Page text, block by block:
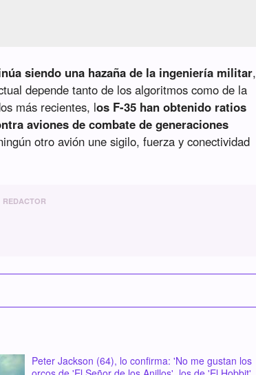
siendo una hazaña de la ingeniería militar,
depende tanto de los algoritmos como de la
más recientes, los F-35 han obtenido ratios
aviones de combate de generaciones
otro avión une sigilo, fuerza y conectividad
REDACTOR
Peter Jackson (64), lo confirma: 'No me gustan los